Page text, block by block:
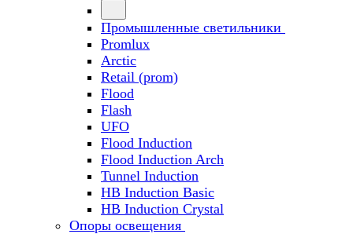
Промышленные светильники
Promlux
Arctic
Retail (prom)
Flood
Flash
UFO
Flood Induction
Flood Induction Arch
Tunnel Induction
HB Induction Basic
HB Induction Crystal
Опоры освещения